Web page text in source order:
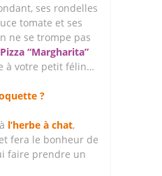
ses rondelles
tomate et ses
ne se trompe pas
Pizza “Margharita”
à votre petit félin…
?
l’herbe à chat,
et fera le bonheur de
faire prendre un